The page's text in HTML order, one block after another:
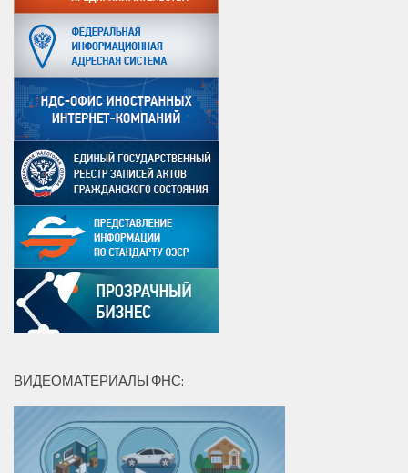
ВИДЕОМАТЕРИАЛЫ ФНС: